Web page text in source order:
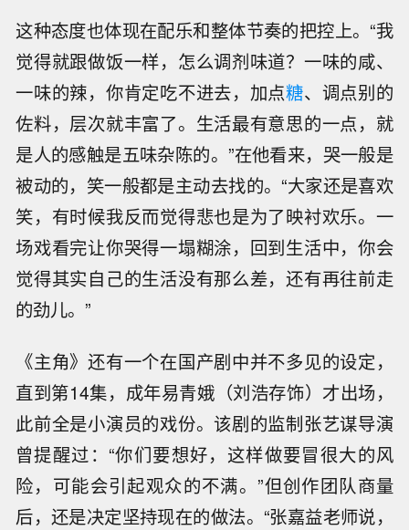
这种态度也体现在配乐和整体节奏的把控上。“我
觉得就跟做饭一样，怎么调剂味道？一味的咸、
一味的辣，你肯定吃不进去，加点糖、调点别的
佐料，层次就丰富了。生活最有意思的一点，就
是人的感触是五味杂陈的。”在他看来，哭一般是
被动的，笑一般都是主动去找的。“大家还是喜欢
笑，有时候我反而觉得悲也是为了映衬欢乐。一
场戏看完让你哭得一塌糊涂，回到生活中，你会
觉得其实自己的生活没有那么差，还有再往前走
的劲儿。”
《主角》还有一个在国产剧中并不多见的设定，
直到第14集，成年易青娥（刘浩存饰）才出场，
此前全是小演员的戏份。该剧的监制张艺谋导演
曾提醒过：“你们要想好，这样做要冒很大的风
险，可能会引起观众的不满。”但创作团队商量
后，还是决定坚持现在的做法。“张嘉益老师说，